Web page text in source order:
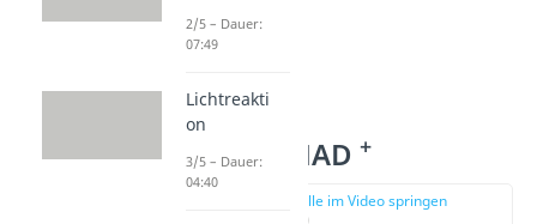
Coenzym NAD +
zur Stelle im Video springen
(04:00)
2/5 – Dauer:
07:49
Lichtreakti
on
3/5 – Dauer:
04:40